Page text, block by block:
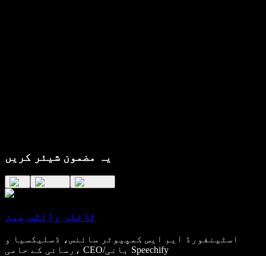
یہ مضمون شیئر کریں
ٹائلر وائٹس مین
اسٹینفورڈ ایم ایس کمپیوٹر سائنس، ڈسلیکسیا و
رسائی کے حامی، CEO/بانی Speechify